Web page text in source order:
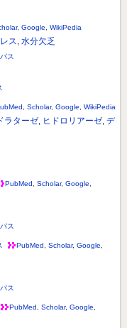
, Google, WikiPedia
ス, 水分欠乏
ス
, Scholar, Google, WikiPedia
ラターゼ, ヒドロリアーゼ, デ
PubMed Scholar, Google
ス
PubMed Scholar, Google
ス
PubMed Scholar, Google